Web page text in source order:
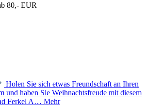
80,- EUR
Holen Sie sich etwas Freundschaft an Ihren
und haben Sie Weihnachtsfreude mit diesem
Ferkel A… Mehr